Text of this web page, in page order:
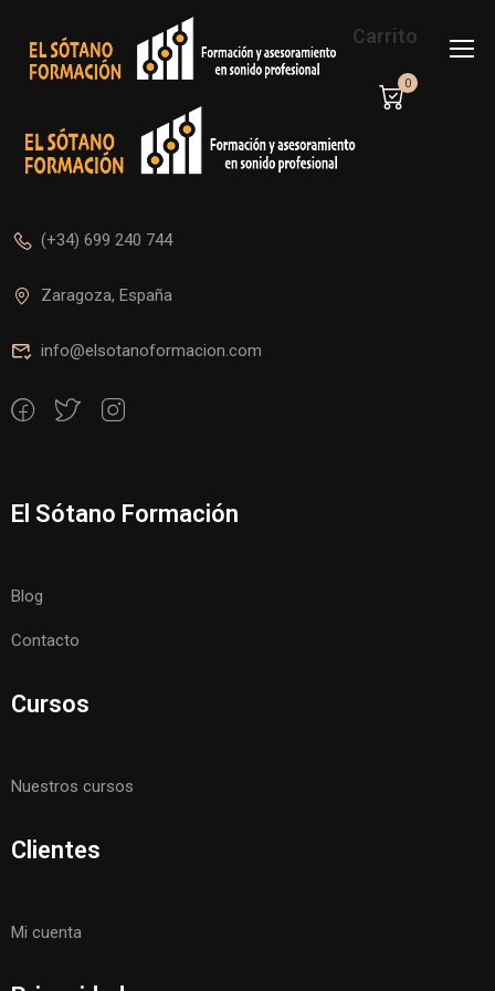
Carrito
0
(+34) 699 240 744
Zaragoza, España
info@elsotanoformacion.com
El Sótano Formación
Blog
Contacto
Cursos
Nuestros cursos
Clientes
Mi cuenta